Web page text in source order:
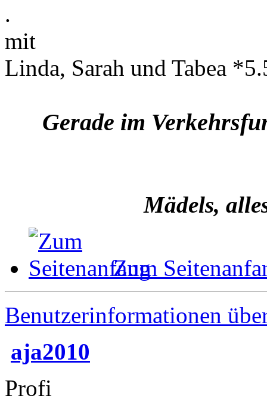
.
mit
Linda, Sarah und Tabea
Gerade im
Mädels,
Zum
Benutzerinformationen
aja2010
Profi